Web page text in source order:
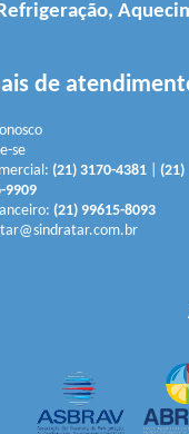
de
se
(21) 3170-4381
(21)
9909
(21) 99615-8093